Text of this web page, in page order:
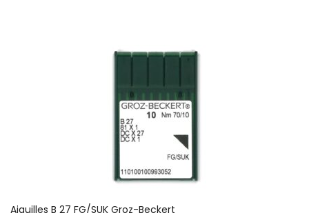
Aiguilles B 27 FG/SUK Groz-Beckert